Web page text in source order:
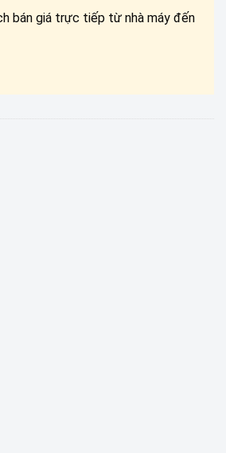
bán giá trực tiếp từ nhà máy đến